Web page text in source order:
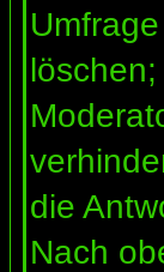
die
Nach